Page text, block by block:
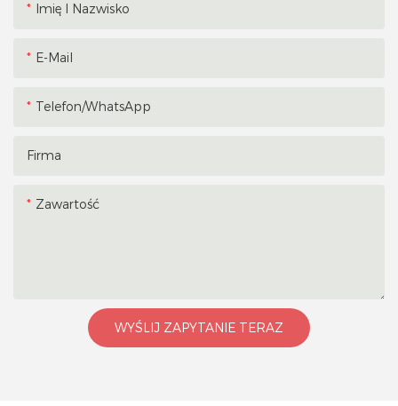
Imię I Nazwisko
E-Mail
Telefon/WhatsApp
Firma
Zawartość
WYŚLIJ ZAPYTANIE TERAZ